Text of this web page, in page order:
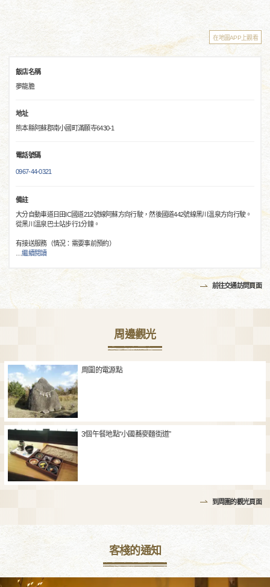
在地圖APP上觀看
飯店名稱
夢龍膽
地址
熊本縣阿蘇郡南小國町滿願寺6430-1
電話號碼
0967-44-0321
備註
大分自動車道日田IC國道212號線阿蘇方向行駛，然後國道442號線黑川溫泉方向行駛。
從黑川溫泉巴士站步行1分鐘。
有接送服務（情況：需要事前預約）
…繼續閱讀
前往交通訪問頁面
周邊觀光
周圍的電源點
3個午餐地點“小國蕎麥麵街道”
到周圍的觀光頁面
客棧的通知